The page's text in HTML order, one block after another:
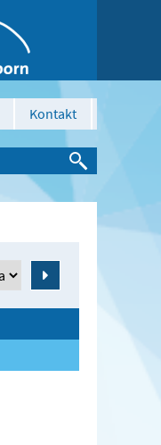
Kontakt